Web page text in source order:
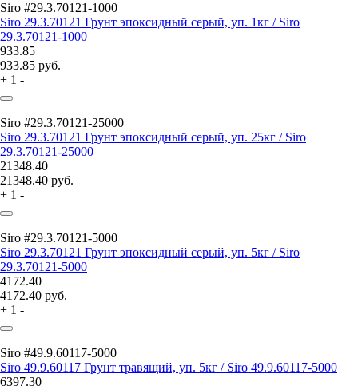
Siro #29.3.70121-1000
Siro 29.3.70121 Грунт эпоксидный серый, уп. 1кг / Siro
29.3.70121-1000
933.85
933.85 руб.
+ 1 -
Siro #29.3.70121-25000
Siro 29.3.70121 Грунт эпоксидный серый, уп. 25кг / Siro
29.3.70121-25000
21348.40
21348.40 руб.
+ 1 -
Siro #29.3.70121-5000
Siro 29.3.70121 Грунт эпоксидный серый, уп. 5кг / Siro
29.3.70121-5000
4172.40
4172.40 руб.
+ 1 -
Siro #49.9.60117-5000
Siro 49.9.60117 Грунт травящий, уп. 5кг / Siro 49.9.60117-5000
6397.30